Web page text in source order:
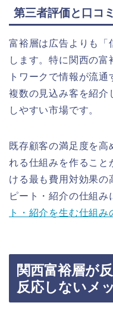
第三者評価と口コ
富裕層は広告よりも「
します。特に関西の富
トワークで情報が流
複数の見込み客を紹介
しやすい市場です。
既存顧客の満足度を高
れる仕組みを作ること
ける最も費用対効果の
ピート・紹介の仕組み
ト・紹介を生む仕組み
関西富裕層が
反応しないメ